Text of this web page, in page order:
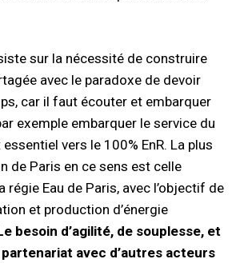
sur la nécessité de construire
avec le paradoxe de devoir
car il faut écouter et embarquer
exemple embarquer le service du
vers le 100% EnR. La plus
de Paris en ce sens est celle
régie Eau de Paris, avec l’objectif de
et production d’énergie
besoin d’agilité, de souplesse, et
avec d’autres acteurs